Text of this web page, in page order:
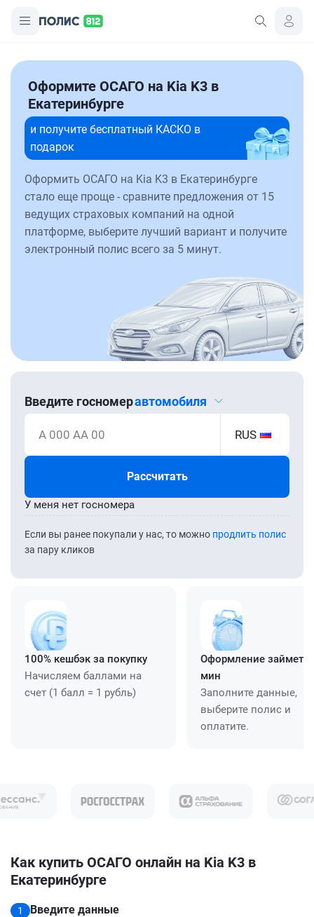
Оформите ОСАГО на Kia K3 в
Екатеринбурге
и получите бесплатный КАСКО в
подарок
Оформить ОСАГО на Kia K3 в Екатеринбурге
стало еще проще - сравните предложения от 15
ведущих страховых компаний на одной
платформе, выберите лучший вариант и получите
электронный полис всего за 5 минут.
Введите госномеравтомобиля
А 000 АА 00 RUS
Рассчитать
Если вы ранее покупали у нас, то можно продлить полис
за пару кликов
У меня нет госномера
100% кешбэк за покупку
Начисляем баллами на
счет (1 балл = 1 рубль)
Оформление займет
мин
Заполните данные,
выберите полис и
оплатите.
Как купить ОСАГО онлайн на Kia K3 в
Екатеринбурге
1
Введите данные